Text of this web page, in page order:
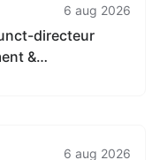
6 aug 2026
directeur
&
van de
6 aug 2026